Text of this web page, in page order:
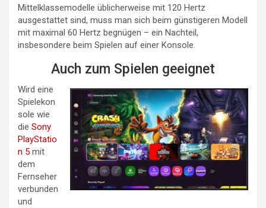
Mittelklassemodelle üblicherweise mit 120 Hertz
ausgestattet sind, muss man sich beim günstigeren Modell
mit maximal 60 Hertz begnügen – ein Nachteil,
insbesondere beim Spielen auf einer Konsole.
Auch zum Spielen geeignet
Wird eine
Spielekon
sole wie
die Sony
PlayStatio
n 5 mit
dem
Fernseher
verbunden
und